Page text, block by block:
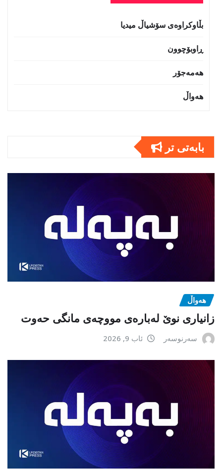
بڵاوکراوەی سۆشیاڵ میدیا
ڕاوبۆچوون
هەمەجۆر
هەواڵ
بابەتى تر
هەواڵ
زانیاری نوێ لەبارەی مووچەی مانگی حەوت
سەرنوسەر ئاب 9, 2026